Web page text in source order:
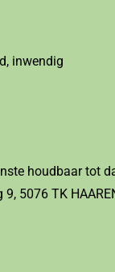
inwendig
houdbaar tot
5076 TK